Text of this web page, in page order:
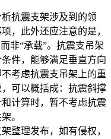
抗震支架涉及到的领
，此外还应注意的是，
非“承载”。抗震支吊架
件，能够满足垂直方向
考虑抗震支吊架上的重
可以概括成：抗震斜撑
计算时，暂不考虑抗震
。
整理发布，如有侵权，